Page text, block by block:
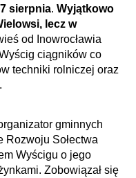
sierpnia. Wyjątkowo
lecz w
od Inowrocławia
ciągników co
techniki rolniczej oraz
gminnych
Rozwoju Sołectwa
Wyścigu o jego
Zobowiązał się